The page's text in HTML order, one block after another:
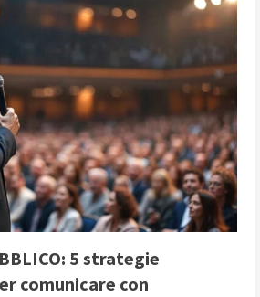
5 strategie
comunicare con